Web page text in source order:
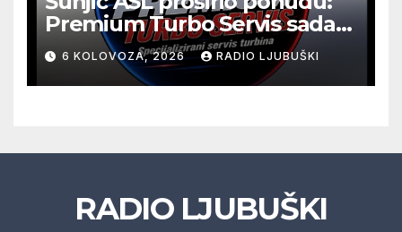
Premium Turbo Servis sada
na jednoj adresi u Ljubuškom
6 KOLOVOZA, 2026 RADIO LJUBUŠKI
RADIO LJUBUŠKI